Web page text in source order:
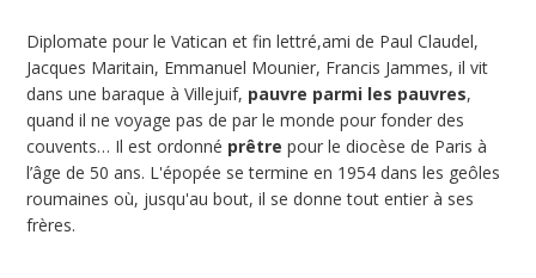
Diplomate pour le Vatican et fin lettré,ami de Paul Claudel,
Jacques Maritain, Emmanuel Mounier, Francis Jammes, il vit
dans une baraque à Villejuif, pauvre parmi les pauvres,
quand il ne voyage pas de par le monde pour fonder des
couvents… Il est ordonné prêtre pour le diocèse de Paris à
l’âge de 50 ans. L'épopée se termine en 1954 dans les geôles
roumaines où, jusqu'au bout, il se donne tout entier à ses
frères.